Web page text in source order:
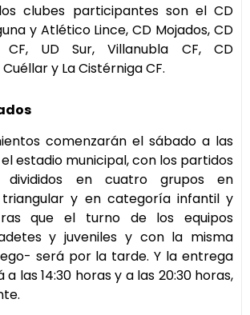
clubes participantes son el CD
y Atlético Lince, CD Mojados, CD
CF, UD Sur, Villanubla CF, CD
y La Cistérniga CF.
comenzarán el sábado a las
el estadio municipal, con los partidos
divididos en cuatro grupos en
triangular y en categoría infantil y
que el turno de los equipos
y juveniles y con la misma
será por la tarde. Y la entrega
las 14:30 horas y a las 20:30 horas,